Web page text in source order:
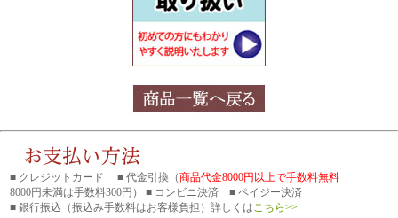
■ クレジットカード ■ 代金引換（商品代金8000円以上で手数料無料
8000円未満は手数料300円） ■ コンビニ決済 ■ ペイジー決済
■ 銀行振込 （振込み手数料はお客様負担）詳しくはこちら>>